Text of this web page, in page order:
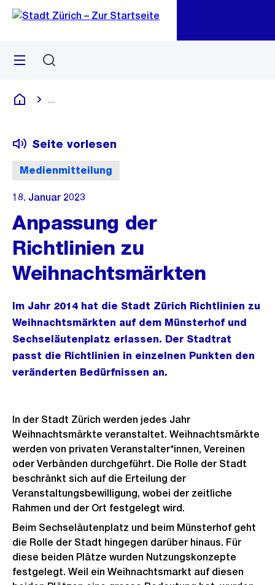
Navigation
Sprunglink
Menü
Deutsch
Medienmitteilung
Seite vorlesen
18. Januar 2023
Anpassung der
Richtlinien zu
Weihnachtsmärkten
Im Jahr 2014 hat die Stadt Zürich Richtlinien zu
Weihnachtsmärkten auf dem Münsterhof und
Sechseläutenplatz erlassen. Der Stadtrat
passt die Richtlinien in einzelnen Punkten den
veränderten Bedürfnissen an.
In der Stadt Zürich werden jedes Jahr
Weihnachtsmärkte veranstaltet. Weihnachtsmärkte
werden von privaten Veranstalter*innen, Vereinen
oder Verbänden durchgeführt. Die Rolle der Stadt
beschränkt sich auf die Erteilung der
Veranstaltungsbewilligung, wobei der zeitliche
Rahmen und der Ort festgelegt wird.
Beim Sechseläutenplatz und beim Münsterhof geht
die Rolle der Stadt hingegen darüber hinaus. Für
diese beiden Plätze wurden Nutzungskonzepte
festgelegt. Weil ein Weihnachtsmarkt auf diesen